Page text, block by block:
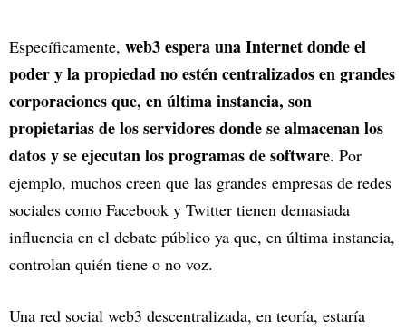
Específicamente, web3 espera una Internet donde el
poder y la propiedad no estén centralizados en grandes
corporaciones que, en última instancia, son
propietarias de los servidores donde se almacenan los
datos y se ejecutan los programas de software. Por
ejemplo, muchos creen que las grandes empresas de redes
sociales como Facebook y Twitter tienen demasiada
influencia en el debate público ya que, en última instancia,
controlan quién tiene o no voz.
Una red social web3 descentralizada, en teoría, estaría